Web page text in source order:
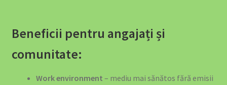
Beneficii pentru angajați și
comunitate:
Work environment – mediu mai sănătos fără emisii